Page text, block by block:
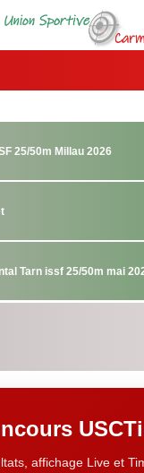
25/50m Millau 2026
Tarn issf 25/50m mai
affichage Live et